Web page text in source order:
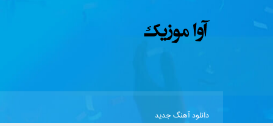
دانلود آهنگ جدید